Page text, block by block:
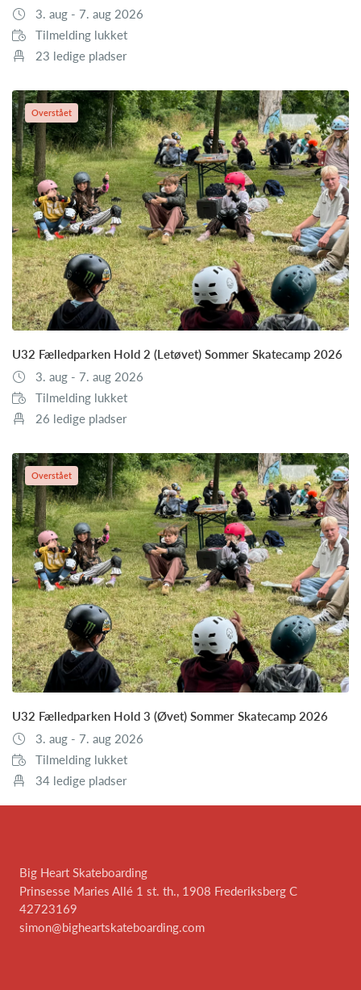
3. aug - 7. aug 2026
Tilmelding lukket
23 ledige pladser
Overstået
U32 Fælledparken Hold 2 (Letøvet) Sommer Skatecamp 2026
3. aug - 7. aug 2026
Tilmelding lukket
26 ledige pladser
Overstået
U32 Fælledparken Hold 3 (Øvet) Sommer Skatecamp 2026
3. aug - 7. aug 2026
Tilmelding lukket
34 ledige pladser
Big Heart Skateboarding
Prinsesse Maries Allé 1 st. th., 1908 Frederiksberg C
42723169
simon@bigheartskateboarding.com